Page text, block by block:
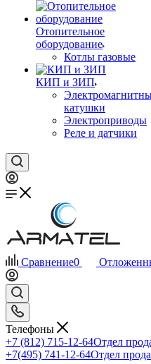
Отопительное
оборудование
Котлы газовые
КИП и ЗИП
катушки
Электроприводы
Реле и датчики
Сравнение0
Телефоны
+7 (812) 715-12-64Отдел
+7(495) 741-12-64Отдел